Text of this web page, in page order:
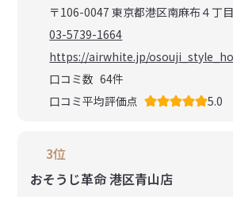
〒106-0047 東京都港区南麻布４丁
03-5739-1664
https://airwhite.jp/
口コミ数 64件
口コミ平均評価点
5.0
3位
おそうじ革命 港区青山店